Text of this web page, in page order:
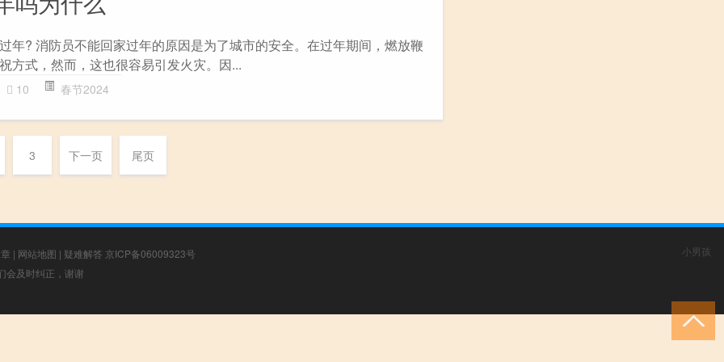
年? 消防员不能回家过年的原因是为了城市的安全。在过年期间，燃放鞭
方式，然而，这也很容易引发火灾。因...
10 春节2024
3 下一页 尾页
| 网站地图 | 疑难解答 京ICP备06009323号
会及时纠正，谢谢
小男孩